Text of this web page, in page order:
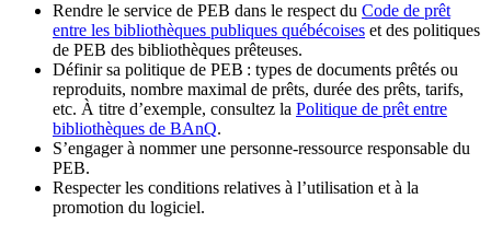
Rendre le service de PEB dans le respect du Code de prêt
entre les bibliothèques publiques québécoises et des politiques
de PEB des bibliothèques prêteuses.
Définir sa politique de PEB : types de documents prêtés ou
reproduits, nombre maximal de prêts, durée des prêts, tarifs,
etc. À titre d’exemple, consultez la Politique de prêt entre
bibliothèques de BAnQ.
S’engager à nommer une personne-ressource responsable du
PEB.
Respecter les conditions relatives à l’utilisation et à la
promotion du logiciel.